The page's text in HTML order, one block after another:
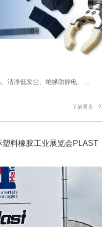
洁净低发尘、绝缘防静电、…
了解更多
料橡胶工业展览会PLAST